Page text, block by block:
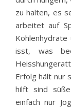
zu halten, es
arbeitet auf
isst, was
Erfolg hält nur
hilft sind
einfach nur